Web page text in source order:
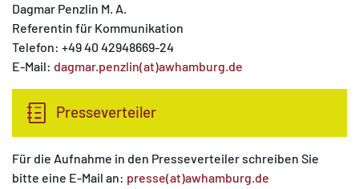
Dagmar Penzlin M. A.
Referentin für Kommunikation
Telefon: +49 40 42948669-24
E-Mail: dagmar.penzlin(at)awhamburg.de
Presseverteiler
Für die Aufnahme in den Presseverteiler schreiben Sie
bitte eine E-Mail an: presse(at)awhamburg.de